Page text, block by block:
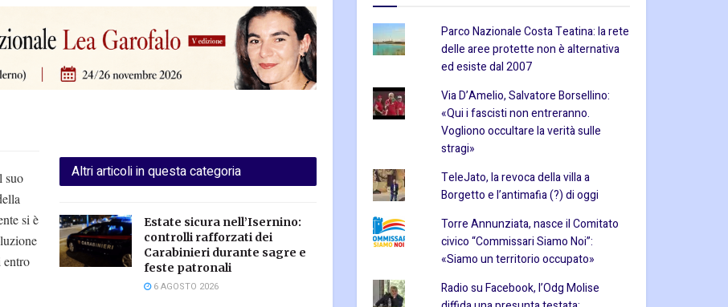
Altri articoli in questa categoria
Estate sicura nell’Isernino:
controlli rafforzati dei
Carabinieri durante sagre e
feste patronali
6 AGOSTO 2026
suo
si è
entro
Parco Nazionale Costa Teatina: la rete
delle aree protette non è alternativa
ed esiste dal 2007
Via D’Amelio, Salvatore Borsellino:
«Qui i fascisti non entreranno.
Vogliono occultare la verità sulle
stragi»
TeleJato, la revoca della villa a
Borgetto e l’antimafia (?) di oggi
Torre Annunziata, nasce il Comitato
civico “Commissari Siamo Noi”:
«Siamo un territorio occupato»
Radio su Facebook, l’Odg Molise